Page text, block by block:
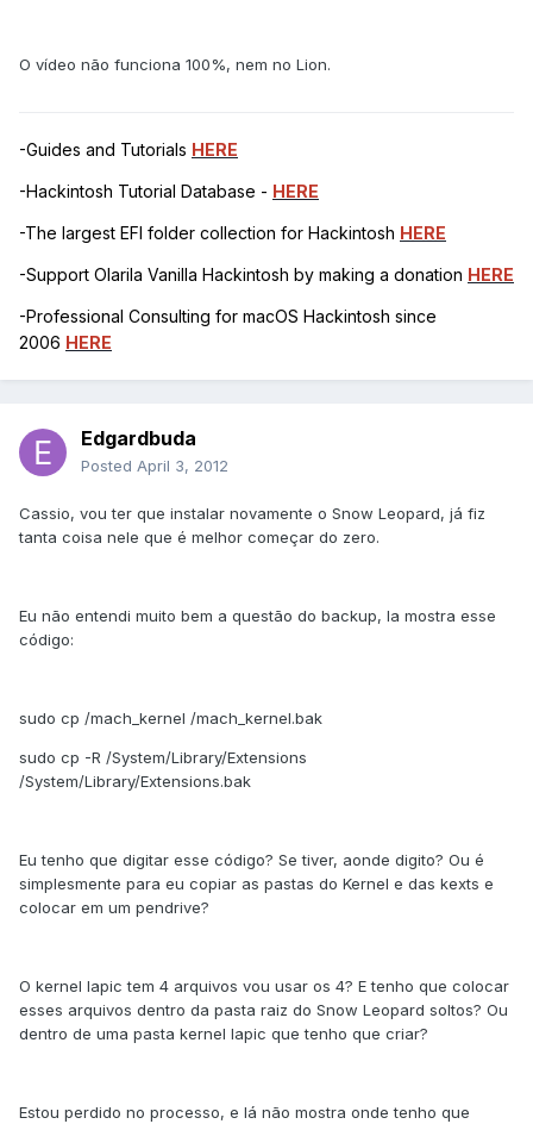
O vídeo não funciona 100%, nem no Lion.
-Guides and Tutorials HERE
-Hackintosh Tutorial Database - HERE
-The largest EFI folder collection for Hackintosh HERE
-Support Olarila Vanilla Hackintosh by making a donation HERE
-Professional Consulting for macOS Hackintosh since
2006 HERE
Edgardbuda
Posted April 3, 2012
Cassio, vou ter que instalar novamente o Snow Leopard, já fiz
tanta coisa nele que é melhor começar do zero.
Eu não entendi muito bem a questão do backup, la mostra esse
código:
sudo cp /mach_kernel /mach_kernel.bak
sudo cp -R /System/Library/Extensions
/System/Library/Extensions.bak
Eu tenho que digitar esse código? Se tiver, aonde digito? Ou é
simplesmente para eu copiar as pastas do Kernel e das kexts e
colocar em um pendrive?
O kernel lapic tem 4 arquivos vou usar os 4? E tenho que colocar
esses arquivos dentro da pasta raiz do Snow Leopard soltos? Ou
dentro de uma pasta kernel lapic que tenho que criar?
Estou perdido no processo, e lá não mostra onde tenho que